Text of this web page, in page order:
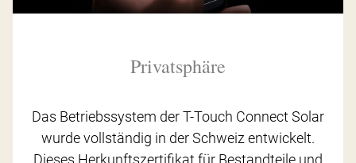
Privatsphäre
Das Betriebssystem der T-Touch Connect Solar
wurde vollständig in der Schweiz entwickelt.